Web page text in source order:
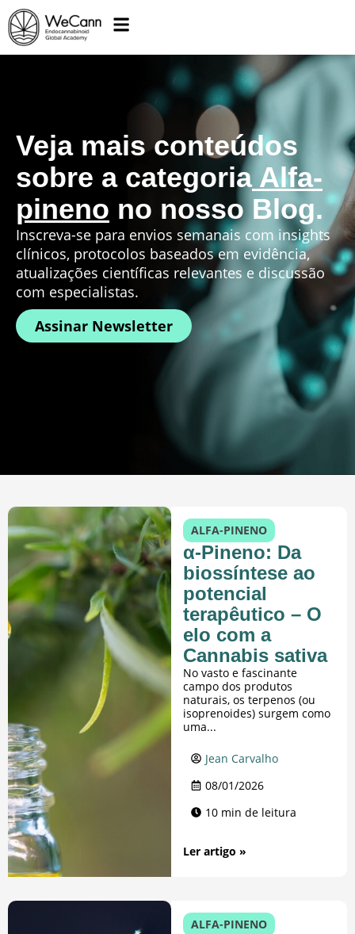
Veja mais conteúdos
sobre a categoriaAlfa-
pineno no nosso Blog.
Inscreva-se para envios semanais com insights
clínicos, protocolos baseados em evidência,
atualizações científicas relevantes e discussão
com especialistas.
Assinar Newsletter
ALFA-PINENO
α-Pineno: Da
biossíntese ao
potencial
terapêutico – O
elo com a
Cannabis sativa
No vasto e fascinante
campo dos produtos
naturais, os terpenos (ou
isoprenoides) surgem como
uma...
Jean Carvalho
08/01/2026
10 min de leitura
Ler artigo »
ALFA-PINENO